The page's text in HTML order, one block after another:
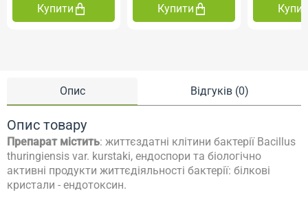
Опис Відгуків (0)
Опис товару
Препарат містить: життєздатні клітини бактерії Bacillus
thuringiensis var. kurstaki, ендоспори та біологічно
активні продукти життєдіяльності бактерії: білкові
кристали - ендотоксин.
Купити Купити